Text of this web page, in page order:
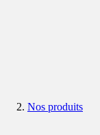
Nos produits